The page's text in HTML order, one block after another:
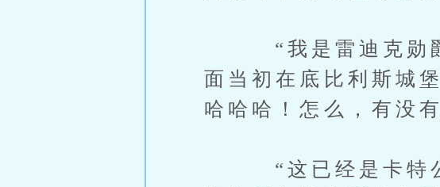
“我是雷迪克勋爵
面当初在底比利斯城
哈哈哈！怎么，有没
“这已经是卡特公